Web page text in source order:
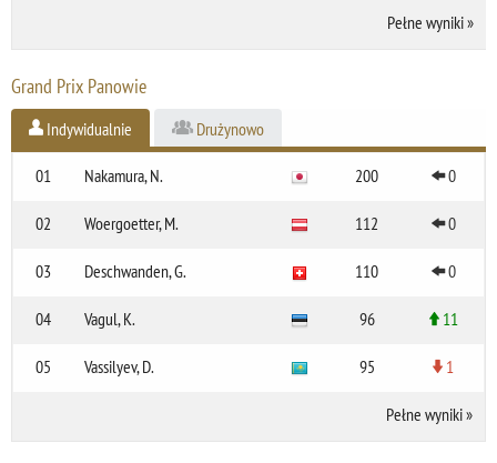
Pełne wyniki»
Grand Prix Panowie
Indywidualnie Drużynowo
01 Nakamura, N. 200 0
02 Woergoetter, M. 112 0
03 Deschwanden, G. 110 0
04 Vagul, K. 96 11
05 Vassilyev, D. 95 1
Pełne wyniki»